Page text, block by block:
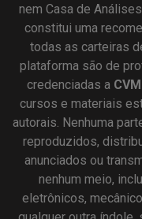
nem Casa de
constitui uma
todas as carteiras
plataforma são de
credenciadas a CVM
cursos e materiais
autorais. Nenhuma
reproduzidos,
anunciados ou
nenhum meio,
eletrônicos,